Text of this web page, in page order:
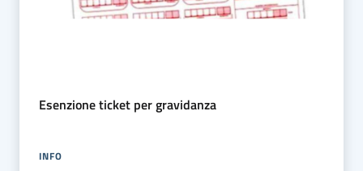
Esenzione ticket per gravidanza
INFO